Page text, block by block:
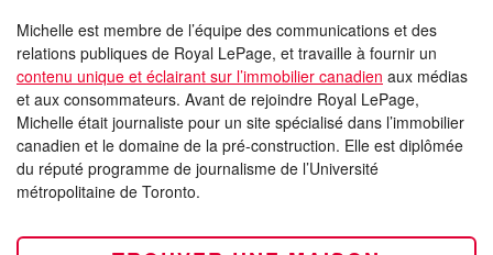
Michelle est membre de l’équipe des communications et des
relations publiques de Royal LePage, et travaille à fournir un
contenu unique et éclairant sur l’immobilier canadien aux médias
et aux consommateurs. Avant de rejoindre Royal LePage,
Michelle était journaliste pour un site spécialisé dans l’immobilier
canadien et le domaine de la pré-construction. Elle est diplômée
du réputé programme de journalisme de l’Université
métropolitaine de Toronto.